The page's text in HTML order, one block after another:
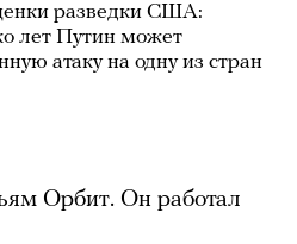
разведки США:
лет Путин может
атаку на одну из стран
Орбит. Он работал